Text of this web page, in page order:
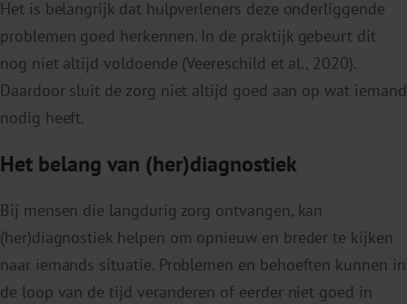
Het is belangrijk dat hulpverleners deze onderliggende
problemen goed herkennen. In de praktijk gebeurt dit
nog niet altijd voldoende (Veereschild et al., 2020).
Daardoor sluit de zorg niet altijd goed aan op wat iemand
nodig heeft.
Het belang van (her)diagnostiek
Bij mensen die langdurig zorg ontvangen, kan
(her)diagnostiek helpen om opnieuw en breder te kijken
naar iemands situatie. Problemen en behoeften kunnen in
de loop van de tijd veranderen of eerder niet goed in